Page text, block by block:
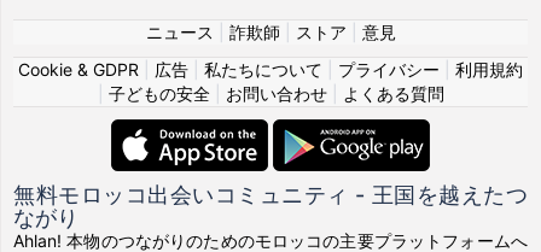
ニュース 詐欺師 ストア
意見
Cookie & GDPR
広告 私たちについて プライバシー
利用規約
子どもの安全| お問い合わせ| よくある質問
無料モロッコ出会いコミュニティ - 王国を越えたつ
ながり
Ahlan! 本物のつながりのためのモロッコの主要プラットフォームへ